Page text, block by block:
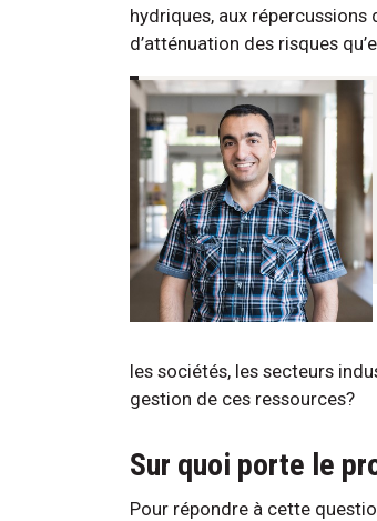
hydriques, aux
d’atténuation des risques
les sociétés, les secteurs
gestion de ces ressources?
Sur quoi porte le
Pour répondre à cette